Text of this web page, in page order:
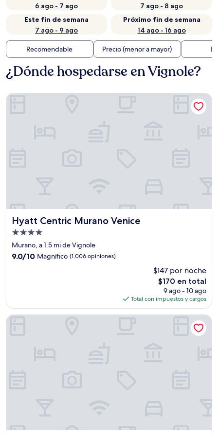
6 ago - 7 ago
7 ago - 8 ago
Este fin de semana
7 ago - 9 ago
Próximo fin de semana
14 ago - 16 ago
Recomendable Precio (menor a mayor)
¿Dónde hospedarse en Vignole?
Hyatt Centric Murano Venice
Hyatt Centric Murano Venice
Propiedad
de
4.0
estrellas
Murano, a 1.5 mi de Vignole
9.0
9.0/10 Magnífico (1,006 opiniones)
$147 por noche
El
precio
actual
es
de
$170 en total
9 ago - 10 ago
Total con impuestos y cargos
Hyatt Centric Murano Venice
NH Collection Venezia Murano Villa